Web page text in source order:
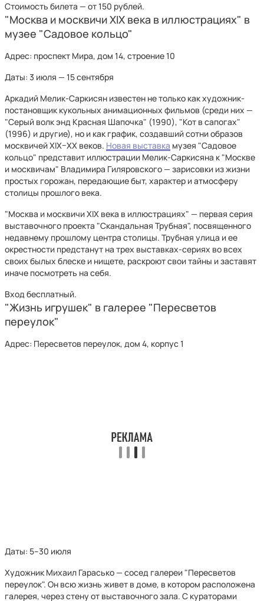
Стоимость билета — от 150 рублей.
"Москва и москвичи XIX века в иллюстрациях" в
музее "Садовое кольцо"
Адрес: проспект Мира, дом 14, строение 10
Даты: 3 июля — 15 сентября
Аркадий Мелик-Саркисян известен не только как художник-
постановщик кукольных анимационных фильмов (среди них —
"Серый волк энд Красная Шапочка" (1990), "Кот в сапогах"
(1996) и другие), но и как график, создавший сотни образов
москвичей XIX–XX веков. Новая выставка музея "Садовое
кольцо" представит иллюстрации Мелик-Саркисяна к "Москве
и москвичам" Владимира Гиляровского — зарисовки из жизни
простых горожан, передающие быт, характер и атмосферу
столицы прошлого века.
"Москва и москвичи XIX века в иллюстрациях" — первая серия
выставочного проекта "Скандальная Трубная", посвященного
недавнему прошлому центра столицы. Трубная улица и ее
окрестности предстанут на трех выставках-сериях во всех
своих былых блеске и нищете, раскроют свои тайны и заставят
иначе посмотреть на себя.
Вход бесплатный.
"Жизнь игрушек" в галерее "Пересветов
переулок"
Адрес: Пересветов переулок, дом 4, корпус 1
Даты: 5–30 июля
Художник Михаил Гарасько — сосед галереи "Пересветов
переулок". Он всю жизнь живет в доме, в котором расположена
галерея, через стену от выставочного зала. С кураторами